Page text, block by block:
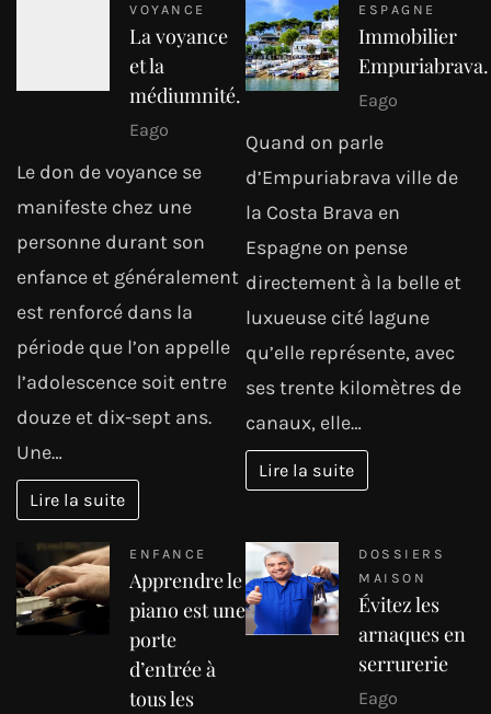
VOYANCE
La voyance
et la
médiumnité.
Eago
Le don de voyance se
manifeste chez une
personne durant son
enfance et généralement
est renforcé dans la
période que l’on appelle
l’adolescence soit entre
douze et dix-sept ans.
Une…
Lire la suite
ESPAGNE
Immobilier
Empuriabrava.
Eago
Quand on parle
d’Empuriabrava ville de
la Costa Brava en
Espagne on pense
directement à la belle et
luxueuse cité lagune
qu’elle représente, avec
ses trente kilomètres de
canaux, elle…
Lire la suite
ENFANCE
Apprendre le
piano est une
porte
d’entrée à
tous les
DOSSIERS
MAISON
Évitez les
arnaques en
serrurerie
Eago